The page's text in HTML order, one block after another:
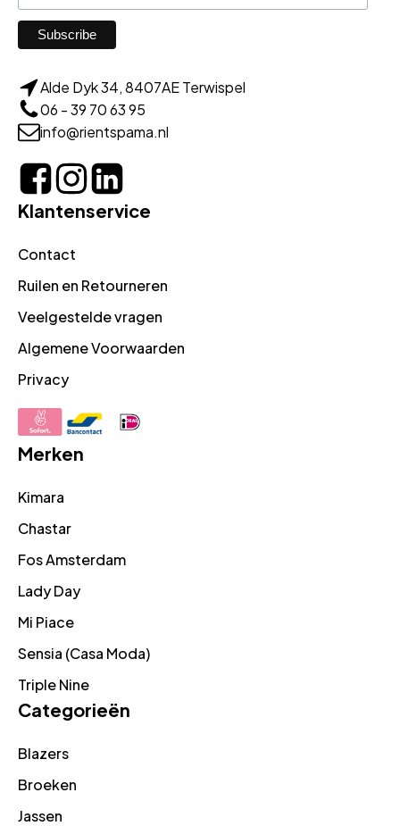
Alde Dyk 34, 8407AE Terwispel
06 - 39 70 63 95
info@rientspama.nl
Klantenservice
Contact
Ruilen en Retourneren
Veelgestelde vragen
Algemene Voorwaarden
Privacy
Merken
Kimara
Chastar
Fos Amsterdam
Lady Day
Mi Piace
Sensia (Casa Moda)
Triple Nine
Categorieën
Blazers
Broeken
Jassen